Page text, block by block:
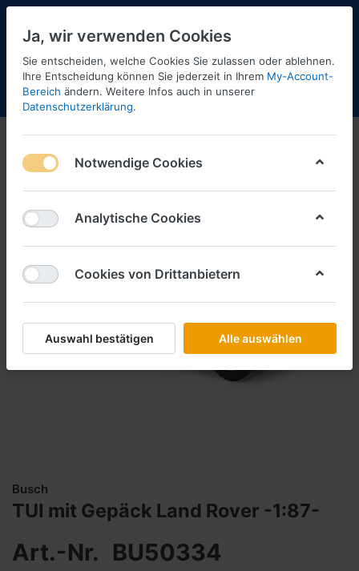
Menü Anmelden Shopaktualisierung
Busch
TUI mit Gepäck Land Rover -1:87-
Art.-Nr. BU50334
Ja, wir verwenden Cookies
Sie entscheiden, welche Cookies Sie zulassen oder ablehnen.
Ihre Entscheidung können Sie jederzeit in Ihrem My-Account-
Bereich ändern. Weitere Infos auch in unserer
Datenschutzerklärung.
Notwendige Cookies
Analytische Cookies
Cookies von Drittanbietern
Auswahl bestätigen Alle auswählen